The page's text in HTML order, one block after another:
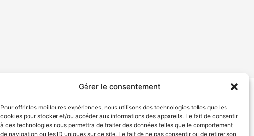
Gérer le consentement
Pour offrir les meilleures expériences, nous utilisons des technologies telles que les
cookies pour stocker et/ou accéder aux informations des appareils. Le fait de consentir
à ces technologies nous permettra de traiter des données telles que le comportement
de navigation ou les ID uniques sur ce site. Le fait de ne pas consentir ou de retirer son
Déclaration de services Politique de confidentialité